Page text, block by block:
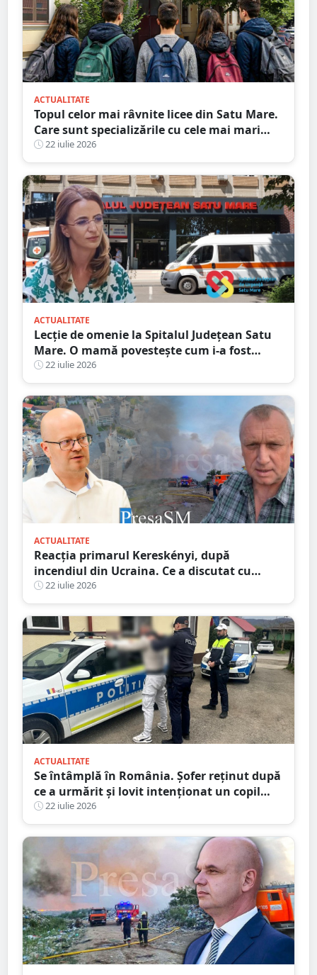
ACTUALITATE
Topul celor mai râvnite licee din Satu Mare.
Care sunt specializările cu cele mai mari
medii de intrare
22 iulie 2026
ACTUALITATE
Lecție de omenie la Spitalul Județean Satu
Mare. O mamă povestește cum i-a fost
salvată speranța
22 iulie 2026
ACTUALITATE
Reacția primarul Kereskényi, după
incendiul din Ucraina. Ce a discutat cu
omologul din Beregovo
22 iulie 2026
ACTUALITATE
Se întâmplă în România. Șofer reținut după
ce a urmărit și lovit intenționat un copil
aflat pe trotinetă
22 iulie 2026